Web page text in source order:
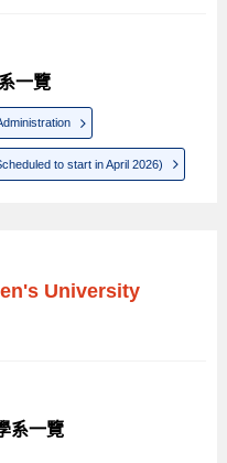
一覽
to start in April 2026)
University
系一覽